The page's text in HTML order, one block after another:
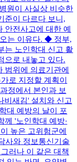
원이 사실상 비슷한
준이 다르다 보니,
안전사고에 대한 예
는 이유다. ◆ 정부,
는 노인학대 신고 활
으로 내놓고 있다.
범위에 의료기관에
로 지정할 계획이
정에서 본인과 보
비새김' 설치와 신고
대 예방의 날이 포
께 '노인학대 예방·
높은 고위험군에
사와 정보통신기술
러나 이 같은 대책